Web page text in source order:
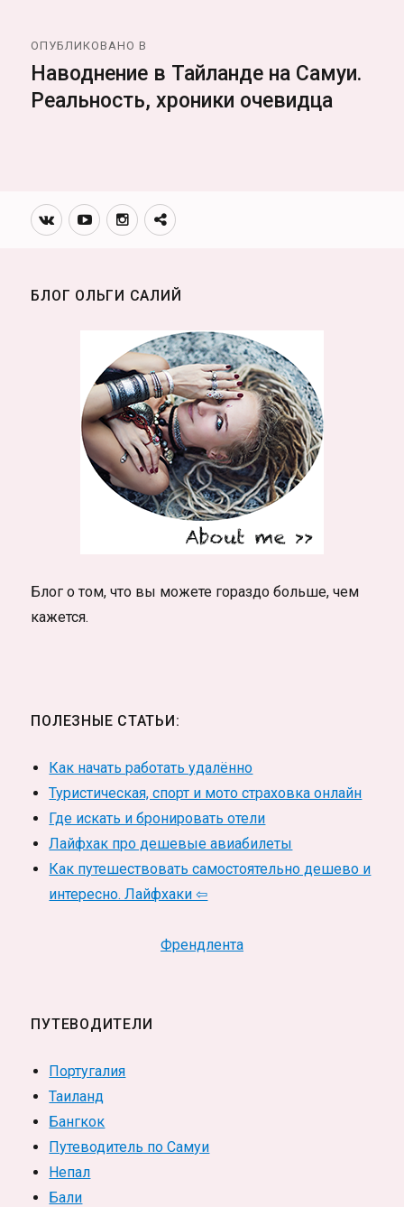
по
записям
ОПУБЛИКОВАНО В
Наводнение в Тайланде на Самуи.
Реальность, хроники очевидца
Вконтакте
YoutubeИнстаграмм
Телеграм
БЛОГ ОЛЬГИ САЛИЙ
Блог о том, что вы можете гораздо больше, чем
кажется.
ПОЛЕЗНЫЕ СТАТЬИ:
Как начать работать удалённо
Туристическая, спорт и мото страховка онлайн
Где искать и бронировать отели
Лайфхак про дешевые авиабилеты
Как путешествовать самостоятельно дешево и
интересно. Лайфхаки ⇦
Френдлента
ПУТЕВОДИТЕЛИ
Португалия
Таиланд
Бангкок
Путеводитель по Самуи
Непал
Бали